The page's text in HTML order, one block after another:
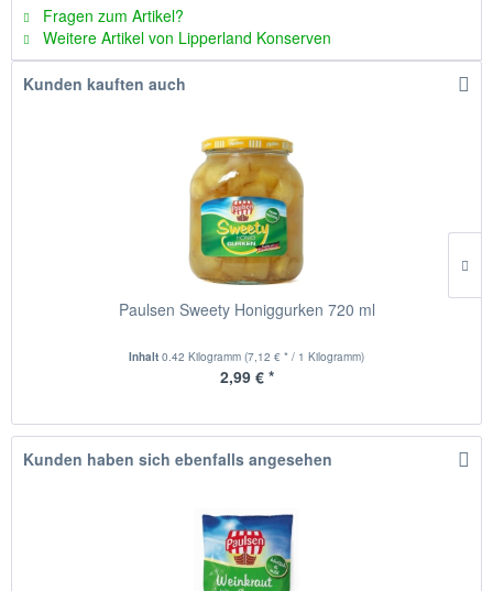
Fragen zum Artikel?
Weitere Artikel von Lipperland Konserven
Kunden kauften auch
Paulsen Sweety Honiggurken 720 ml
Inhalt 0.42 Kilogramm (7,12 € * / 1 Kilogramm)
2,99 € *
Kunden haben sich ebenfalls angesehen